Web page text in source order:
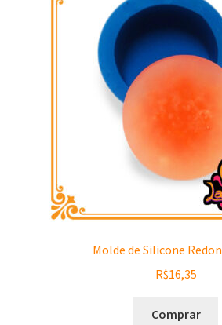
Molde de Silicone
R$16,35
Comprar